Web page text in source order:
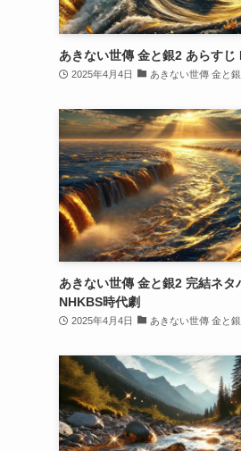
あきない世傳 金と銀2 あらすじ
2025年4月4日 あきない世傳 金と
あきない世傳 金と銀2 完結ネタ
NHKBS時代劇
2025年4月4日 あきない世傳 金と